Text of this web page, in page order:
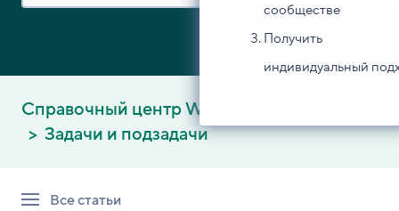
сообществе
Получить
индивидуальный
Справочный центр Wrike
Задачи и подзадачи
Все статьи